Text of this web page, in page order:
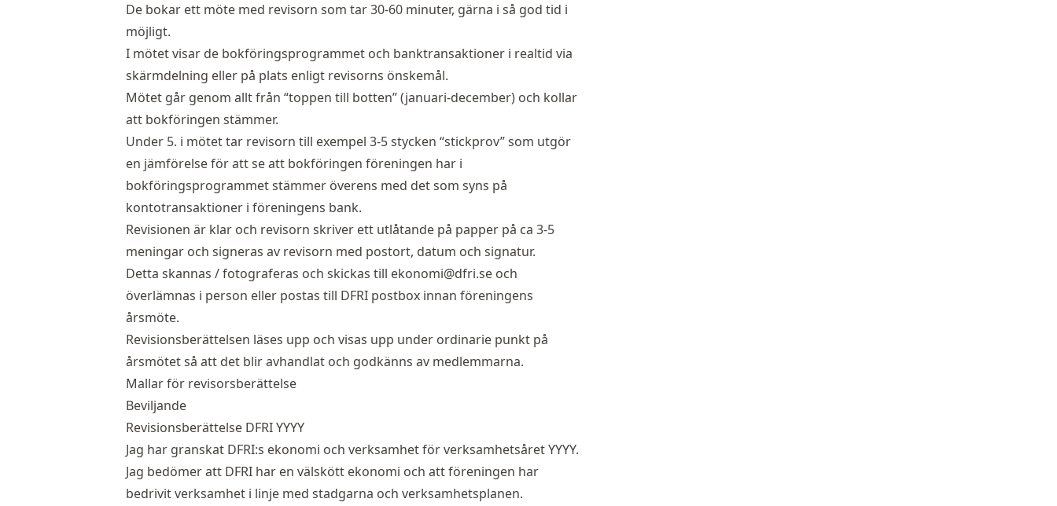
De bokar ett möte med revisorn som tar 30-60 minuter, gärna i så god tid i
möjligt.
I mötet visar de bokföringsprogrammet och banktransaktioner i realtid via
skärmdelning eller på plats enligt revisorns önskemål.
Mötet går genom allt från “toppen till botten” (januari-december) och kollar
att bokföringen stämmer.
Under 5. i mötet tar revisorn till exempel 3-5 stycken “stickprov” som utgör
en jämförelse för att se att bokföringen föreningen har i
bokföringsprogrammet stämmer överens med det som syns på
kontotransaktioner i föreningens bank.
Revisionen är klar och revisorn skriver ett utlåtande på papper på ca 3-5
meningar och signeras av revisorn med postort, datum och signatur.
Detta skannas / fotograferas och skickas till ekonomi@dfri.se och
överlämnas i person eller postas till DFRI postbox innan föreningens
årsmöte.
Revisionsberättelsen läses upp och visas upp under ordinarie punkt på
årsmötet så att det blir avhandlat och godkänns av medlemmarna.
Mallar för revisorsberättelse
Beviljande
Revisionsberättelse DFRI YYYY
Jag har granskat DFRI:s ekonomi och verksamhet för verksamhetsåret YYYY.
Jag bedömer att DFRI har en välskött ekonomi och att föreningen har
bedrivit verksamhet i linje med stadgarna och verksamhetsplanen.